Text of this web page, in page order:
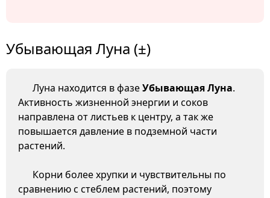
Убывающая Луна (±)
Луна находится в фазеУбывающая Луна.
Активность жизненной энергии и соков
направлена от листьев к центру, а так же
повышается давление в подземной части
растений.
Корни более хрупки и чувствительны по
сравнению с стеблем растений, поэтому